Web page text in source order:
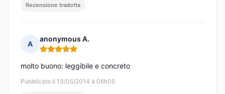
Recensione tradotta
A
anonymous A.
Nota: 5 su 5
Pubblicato il 13/05/2014 à 06h05
molto buono: leggibile e concreto